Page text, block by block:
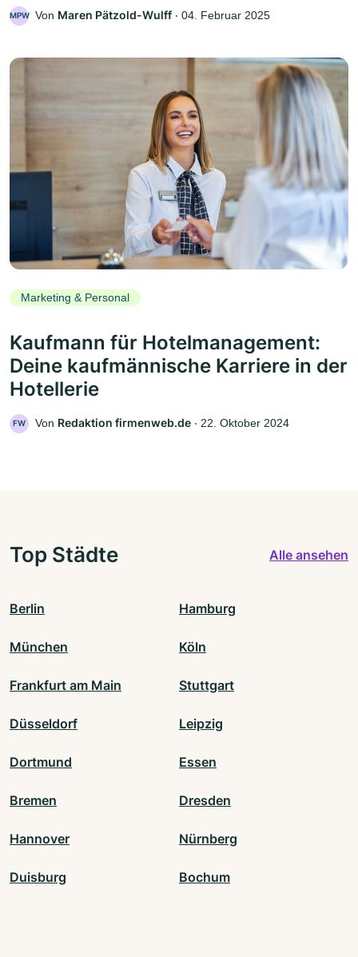
MPW Von Maren Pätzold-Wulff ‧ 04. Februar 2025
Marketing & Personal
Kaufmann für Hotelmanagement:
Deine kaufmännische Karriere in der
Hotellerie
FW Von Redaktion firmenweb.de ‧ 22. Oktober 2024
Top Städte Alle ansehen
Berlin Hamburg
München Köln
Frankfurt am Main Stuttgart
Düsseldorf Leipzig
Dortmund Essen
Bremen Dresden
Hannover Nürnberg
Duisburg Bochum